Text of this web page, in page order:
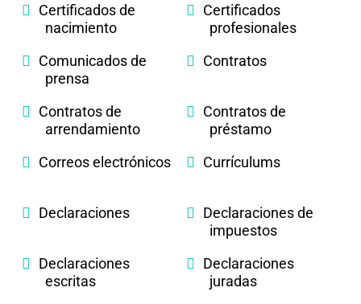
Certificados de
nacimiento
Certificados
profesionales
Comunicados de
prensa
Contratos
Contratos de
arrendamiento
Contratos de
préstamo
Correos electrónicos
Currículums
Declaraciones
Declaraciones de
impuestos
Declaraciones
escritas
Declaraciones
juradas